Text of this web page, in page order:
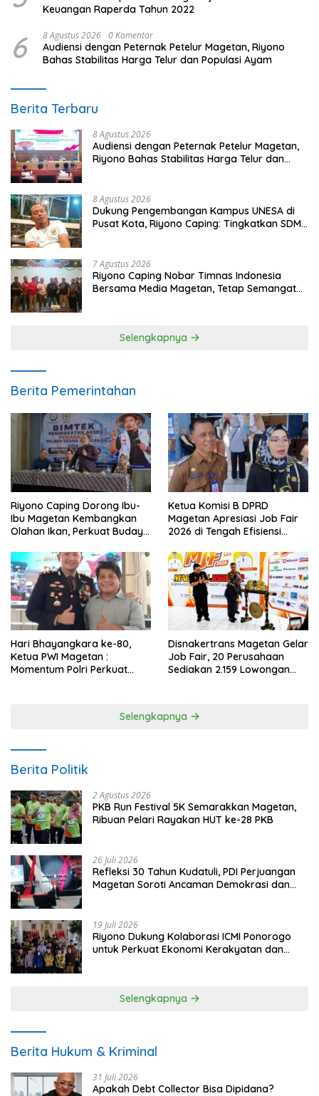
Keuangan Raperda Tahun 2022
6 8 Agustus 2026 0 Komentar
Audiensi dengan Peternak Petelur Magetan, Riyono
Bahas Stabilitas Harga Telur dan Populasi Ayam
Berita Terbaru
8 Agustus 2026
Audiensi dengan Peternak Petelur Magetan,
Riyono Bahas Stabilitas Harga Telur dan
8 Agustus 2026
Dukung Pengembangan Kampus UNESA di
Pusat Kota, Riyono Caping: Tingkatkan SDM
7 Agustus 2026
Riyono Caping Nobar Timnas Indonesia
Bersama Media Magetan, Tetap Semangat
Selengkapnya
Berita Pemerintahan
Riyono Caping Dorong Ibu-
Ibu Magetan Kembangkan
Olahan Ikan, Perkuat Budaya
Ketua Komisi B DPRD
Magetan Apresiasi Job Fair
2026 di Tengah Efisiensi
Hari Bhayangkara ke-80,
Ketua PWI Magetan :
Momentum Polri Perkuat
Disnakertrans Magetan Gelar
Job Fair, 20 Perusahaan
Sediakan 2.159 Lowongan
Selengkapnya
Berita Politik
2 Agustus 2026
PKB Run Festival 5K Semarakkan Magetan,
Ribuan Pelari Rayakan HUT ke-28 PKB
26 Juli 2026
Refleksi 30 Tahun Kudatuli, PDI Perjuangan
Magetan Soroti Ancaman Demokrasi dan
19 Juli 2026
Riyono Dukung Kolaborasi ICMI Ponorogo
untuk Perkuat Ekonomi Kerakyatan dan
Selengkapnya
Berita Hukum & Kriminal
31 Juli 2026
Apakah Debt Collector Bisa Dipidana?